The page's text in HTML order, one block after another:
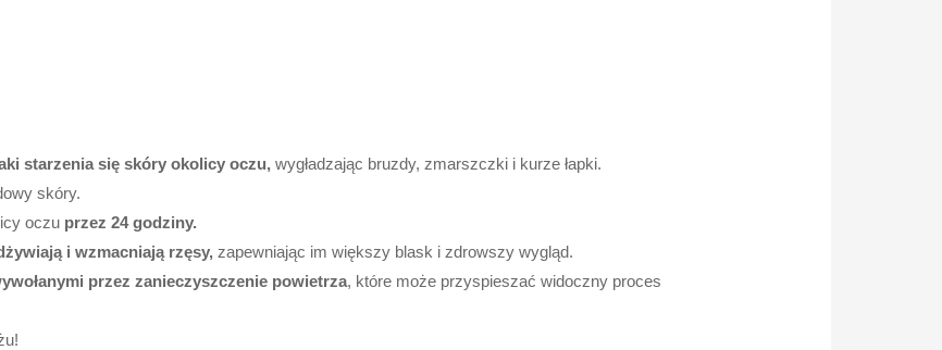
starzenia się skóry okolicy oczu, wygładzając bruzdy, zmarszczki i kurze łapki.
skóry.
oczu przez 24 godziny.
i wzmacniają rzęsy, zapewniając im większy blask i zdrowszy wygląd.
przez zanieczyszczenie powietrza, które może przyspieszać widoczny proces